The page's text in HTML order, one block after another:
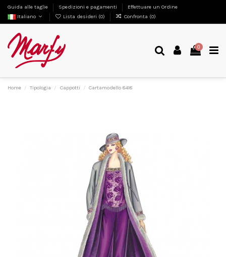
Guida alle taglie Spedizioni e pagamenti
Effettuare un Ordine
Italiano
Lista desideri (0) Confronta (0)
0
Home Tipologia Cappotti Cartamodello 8418